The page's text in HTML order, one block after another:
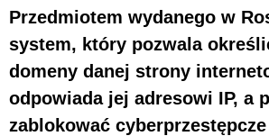
Przedmiotem wydanego w
system, który pozwala
domeny danej strony
odpowiada jej adresowi IP, a
zablokować